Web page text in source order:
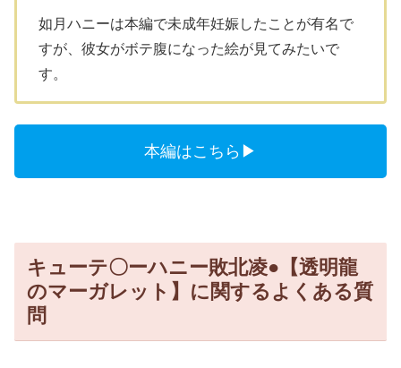
如月ハニーは本編で未成年妊娠したことが有名で
すが、彼女がボテ腹になった絵が見てみたいで
す。
本編はこちら▶
キューテ〇ーハニー敗北凌●【透明龍
のマーガレット】に関するよくある質
問